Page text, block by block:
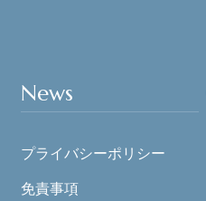
News
プライバシーポリシー
免責事項